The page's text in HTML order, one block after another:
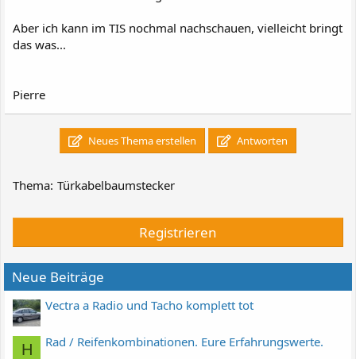
Aber ich kann im TIS nochmal nachschauen, vielleicht bringt
das was...
Pierre
Neues Thema erstellen Antworten
Thema: Türkabelbaumstecker
Registrieren
Neue Beiträge
Vectra a Radio und Tacho komplett tot
H Rad / Reifenkombinationen. Eure Erfahrungswerte.